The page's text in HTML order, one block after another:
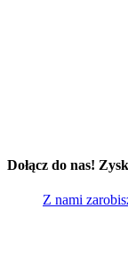
Dołącz do nas!
Z nami